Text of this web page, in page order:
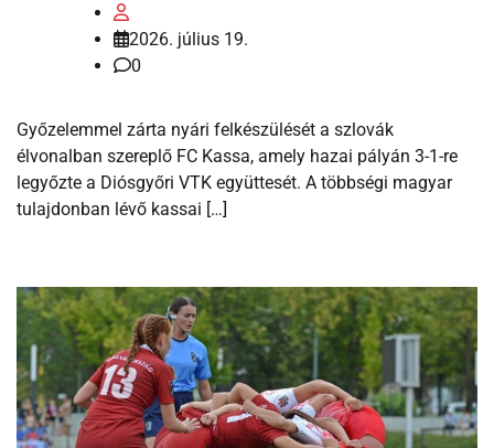
2026. július 19.
0
Győzelemmel zárta nyári felkészülését a szlovák
élvonalban szereplő FC Kassa, amely hazai pályán 3-1-re
legyőzte a Diósgyőri VTK együttesét. A többségi magyar
tulajdonban lévő kassai […]